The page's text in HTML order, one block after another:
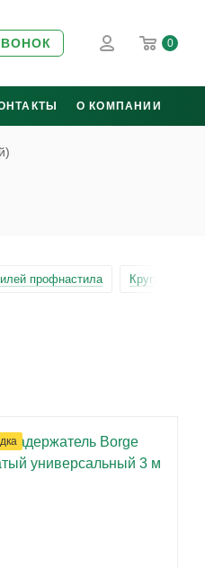
0
О КОМПАНИИ
профнастила Круглые